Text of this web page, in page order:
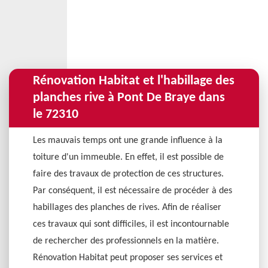
Rénovation Habitat et l'habillage des
planches rive à Pont De Braye dans
le 72310
Les mauvais temps ont une grande influence à la
toiture d'un immeuble. En effet, il est possible de
faire des travaux de protection de ces structures.
Par conséquent, il est nécessaire de procéder à des
habillages des planches de rives. Afin de réaliser
ces travaux qui sont difficiles, il est incontournable
de rechercher des professionnels en la matière.
Rénovation Habitat peut proposer ses services et